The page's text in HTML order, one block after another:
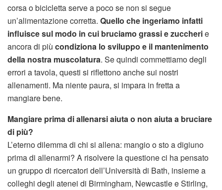
corsa o bicicletta serve a poco se non si segue
un’alimentazione corretta. Quello che ingeriamo infatti
influisce sul modo in cui bruciamo grassi e zuccherie
ancora di più condiziona lo sviluppo e il mantenimento
della nostra muscolatura. Se quindi commettiamo degli
errori a tavola, questi si riflettono anche sui nostri
allenamenti. Ma niente paura, si impara in fretta a
mangiare bene.
Mangiare prima di allenarsi aiuta o non aiuta a bruciare
di più?
L’eterno dilemma di chi si allena: mangio o sto a digiuno
prima di allenarmi? A risolvere la questione ci ha pensato
un gruppo di ricercatori dell’Università di Bath, insieme a
colleghi degli atenei di Birmingham, Newcastle e Stirling,